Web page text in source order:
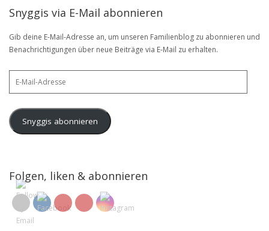
Snyggis via E-Mail abonnieren
Gib deine E-Mail-Adresse an, um unseren Familienblog zu abonnieren und
Benachrichtigungen über neue Beiträge via E-Mail zu erhalten.
Snyggis abonnieren
Folgen, liken & abonnieren